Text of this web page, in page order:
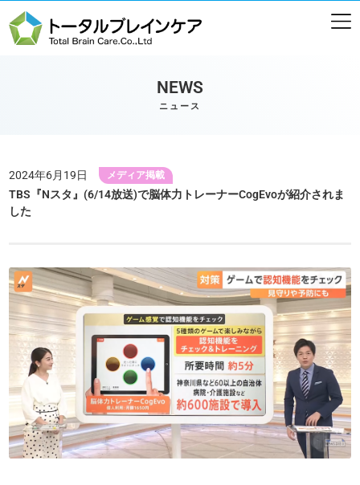
NEWS
ニュース
2024年6月19日 メディア掲載
TBS『Nスタ』(6/14放送)で脳体力トレーナーCogEvoが紹介されま
した